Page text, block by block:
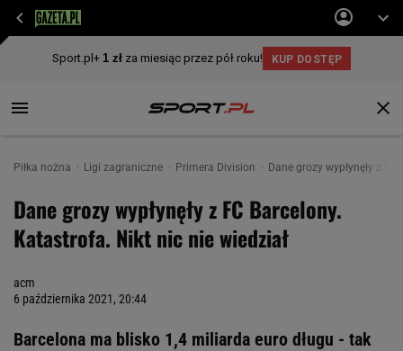
Piłka nożna Ligi zagraniczne Primera Division Dane grozy wypłynęły z
Dane grozy wypłynęły z FC Barcelony.
Katastrofa. Nikt nic nie wiedział
acm
6 października 2021, 20:44
Barcelona ma blisko 1,4 miliarda euro długu - tak